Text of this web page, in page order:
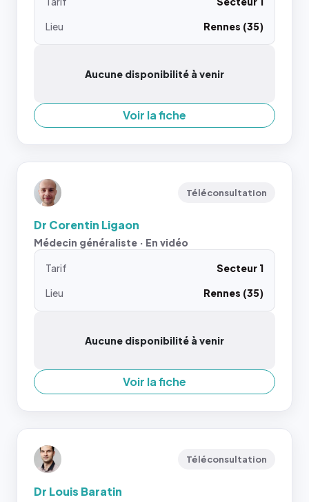
Lieu
Rennes (35)
Aucune disponibilité à venir
Voir la fiche
Téléconsultation
Dr Corentin Ligaon
Médecin généraliste · En vidéo
Tarif
Secteur 1
Lieu
Rennes (35)
Aucune disponibilité à venir
Voir la fiche
Téléconsultation
Dr Louis Baratin